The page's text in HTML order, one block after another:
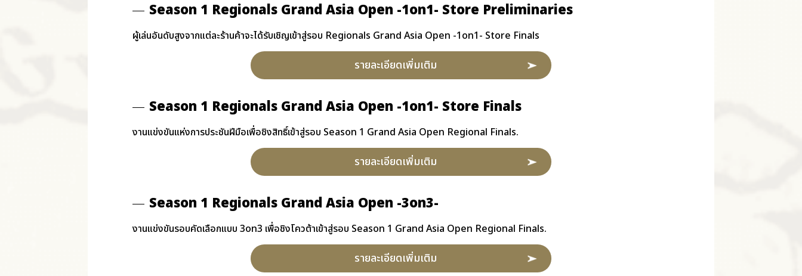
Season 1 Regionals Grand Asia Open -1on1- Store Preliminaries
ผู้เล่นอันดับสูงจากแต่ละร้านค้าจะได้รับเชิญเข้าสู่รอบ Regionals Grand Asia Open -1on1- Store Finals
รายละเอียดเพิ่มเติม
Season 1 Regionals Grand Asia Open -1on1- Store Finals
งานแข่งขันแห่งการประชันฝีมือเพื่อชิงสิทธิ์เข้าสู่รอบ Season 1 Grand Asia Open Regional Finals.
รายละเอียดเพิ่มเติม
Season 1 Regionals Grand Asia Open -3on3-
งานแข่งขันรอบคัดเลือกแบบ 3on3 เพื่อชิงโควต้าเข้าสู่รอบ Season 1 Grand Asia Open Regional Finals.
รายละเอียดเพิ่มเติม